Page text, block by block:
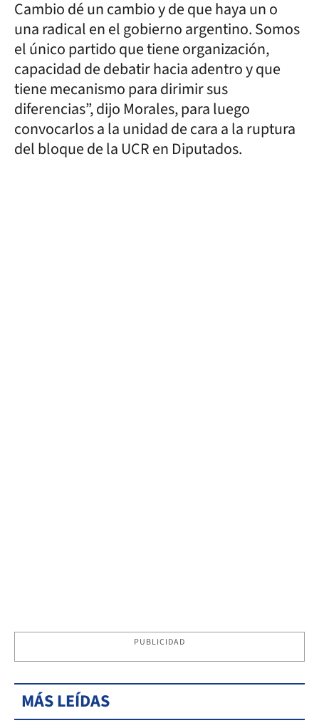
Cambio dé un cambio y de que haya un o
una radical en el gobierno argentino. Somos
el único partido que tiene organización,
capacidad de debatir hacia adentro y que
tiene mecanismo para dirimir sus
diferencias”, dijo Morales, para luego
convocarlos a la unidad de cara a la ruptura
del bloque de la UCR en Diputados.
PUBLICIDAD
MÁS LEÍDAS